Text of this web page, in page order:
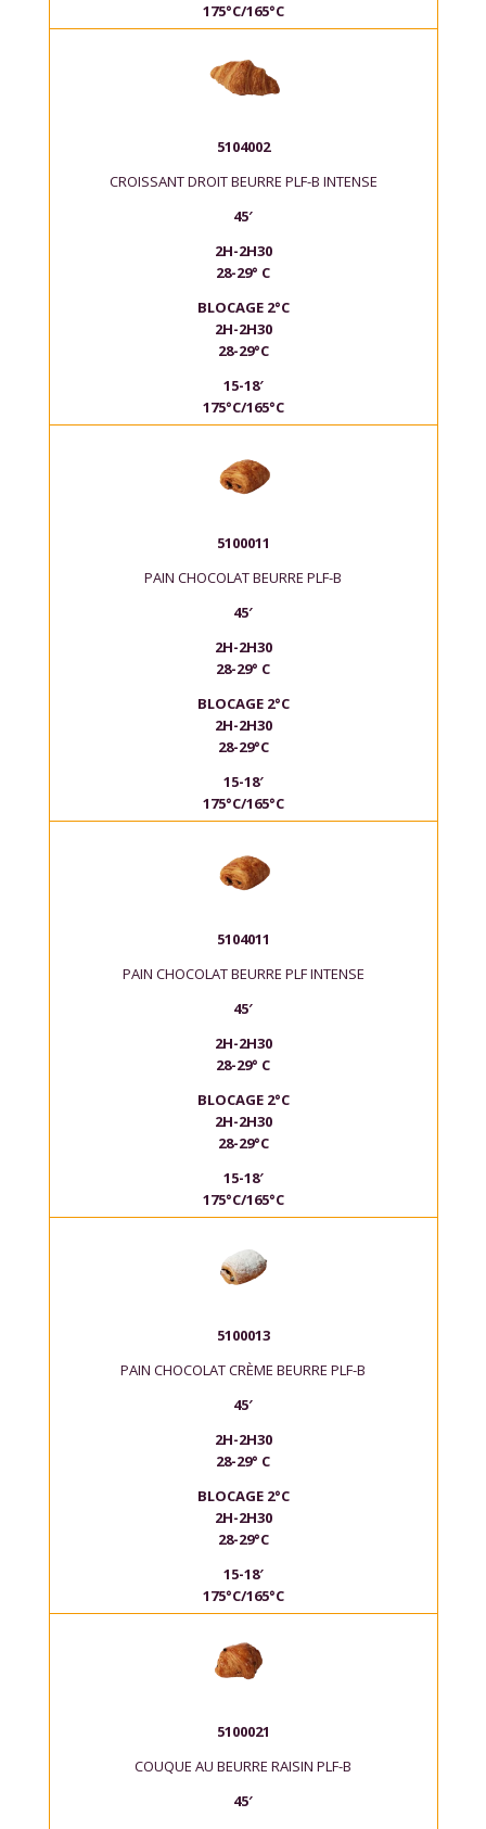
175°C/165°C
5104002
CROISSANT DROIT BEURRE PLF-B INTENSE
45′
2H-2H30
28-29° C
BLOCAGE 2°C
2H-2H30
28-29°C
15-18′
175°C/165°C
5100011
PAIN CHOCOLAT BEURRE PLF-B
45′
2H-2H30
28-29° C
BLOCAGE 2°C
2H-2H30
28-29°C
15-18′
175°C/165°C
5104011
PAIN CHOCOLAT BEURRE PLF INTENSE
45′
2H-2H30
28-29° C
BLOCAGE 2°C
2H-2H30
28-29°C
15-18′
175°C/165°C
5100013
PAIN CHOCOLAT CRÈME BEURRE PLF-B
45′
2H-2H30
28-29° C
BLOCAGE 2°C
2H-2H30
28-29°C
15-18′
175°C/165°C
5100021
COUQUE AU BEURRE RAISIN PLF-B
45′